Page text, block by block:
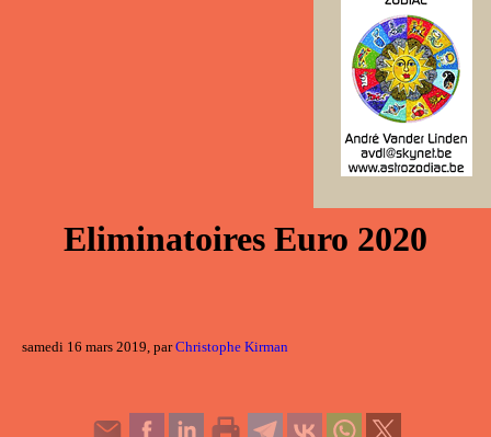
Eliminatoires Euro 2020
samedi 16 mars 2019, parChristophe Kirman